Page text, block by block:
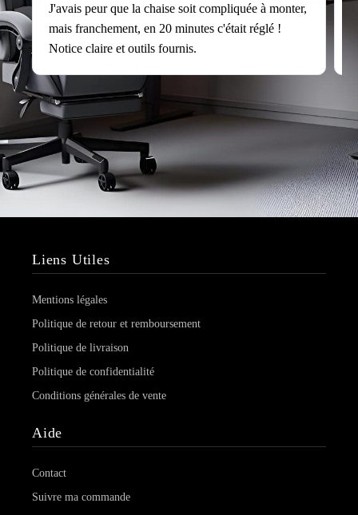
J'avais peur que la chaise soit compliquée à monter,
mais franchement, en 20 minutes c'était réglé !
Notice claire et outils fournis.
Liens Utiles
Mentions légales
Politique de retour et remboursement
Politique de livraison
Politique de confidentialité
Conditions générales de vente
Aide
Contact
Suivre ma commande